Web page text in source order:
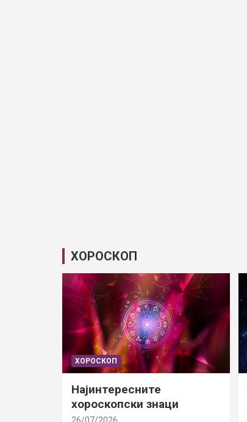
ХОРОСКОП
ХОРОСКОП
Најинтересните
хороскопски знаци